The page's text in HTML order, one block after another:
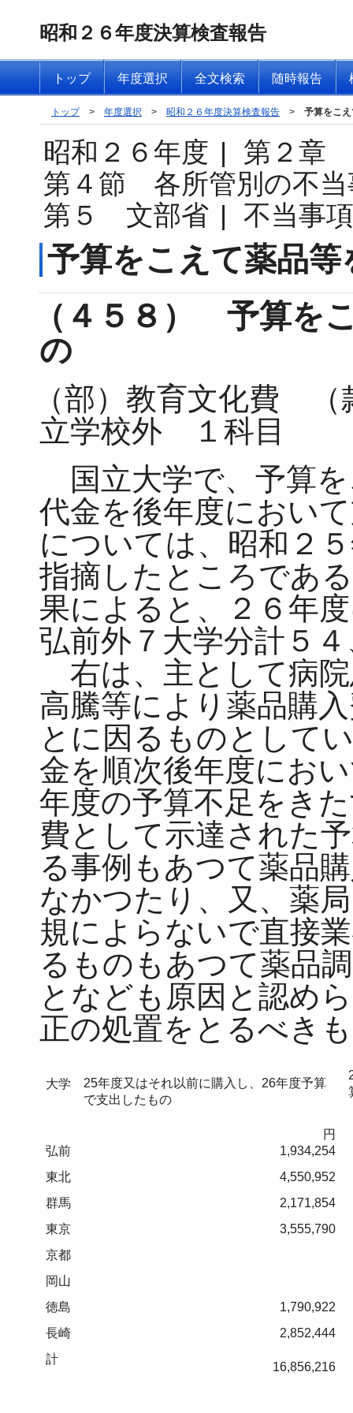
昭和２６年度決算検査報告
トップ 年度選択 全文検索 随時報告
トップ > 年度選択 > 昭和２６年度決算検査報告 > 予算をこ
昭和２６年度 |
第２章
第４節 各所管別の不当
第５ 文部省 | 不当事
予算をこえて薬品
（４５８） 予算を
の
（部）教育文化費
立学校外 １科目
国立大学で、予算
代金を後年度におい
については、昭和２
指摘したところであ
果によると、２６年
弘前外７大学分計５
右は、主として病
高騰等により薬品購
とに因るものとして
金を順次後年度にお
年度の予算不足をき
費として示達された
る事例もあつて薬品
なかつたり、又、薬
規によらないで直接
るものもあつて薬品
となども原因と認め
正の処置をとるべき
大学
25年度又はそれ以前に購入し、26年度予算
で支出したもの
弘前
円
1,934,254
東北
4,550,952
群馬
2,171,854
東京
3,555,790
京都
岡山
徳島
1,790,922
長崎
2,852,444
計
16,856,216